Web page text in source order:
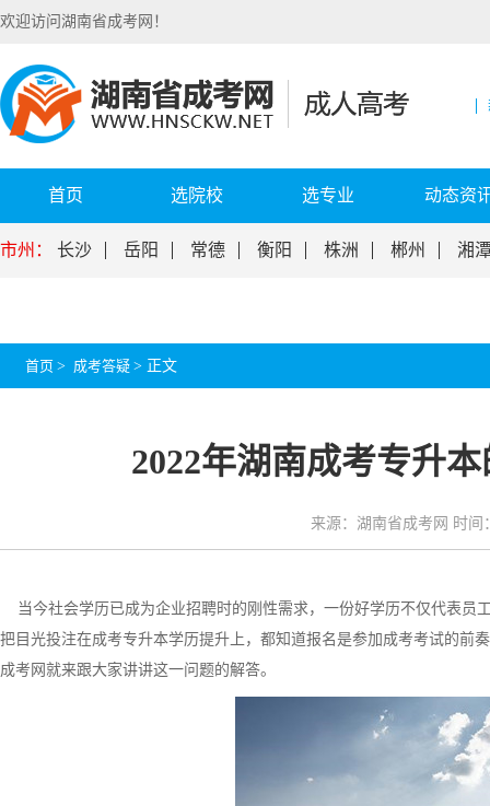
欢迎访问湖南省成考网！
首页 选院校 选专业 动态资
市州： 长沙 岳阳 常德 衡阳 株洲 郴州 湘
首页 > 成考答疑 > 正文
2022年湖南成考专升
来源：湖南省成考网 时间
当今社会学历已成为企业招聘时的刚性需求，一份好学历不仅代表员
把目光投注在成考专升本学历提升上，都知道报名是参加成考考试的前
成考网就来跟大家讲讲这一问题的解答。